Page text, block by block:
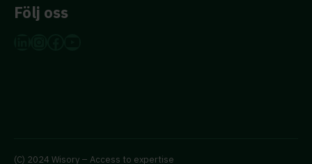
Följ oss
(C) 2024 Wisory – Access to expertise